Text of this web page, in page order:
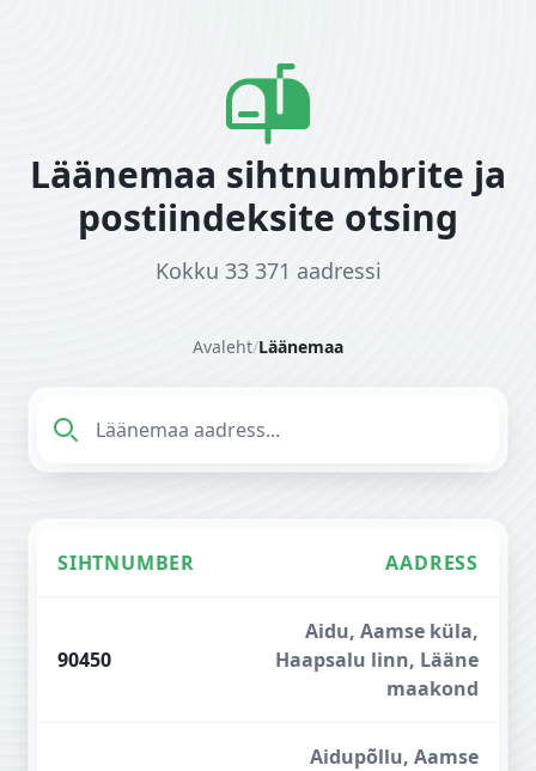
Läänemaa sihtnumbrite ja
postiindeksite otsing
Kokku 33 371 aadressi
Avaleht/Läänemaa
SIHTNUMBER AADRESS
90450
Aidu, Aamse küla,
Haapsalu linn, Lääne
maakond
Aidupõllu, Aamse